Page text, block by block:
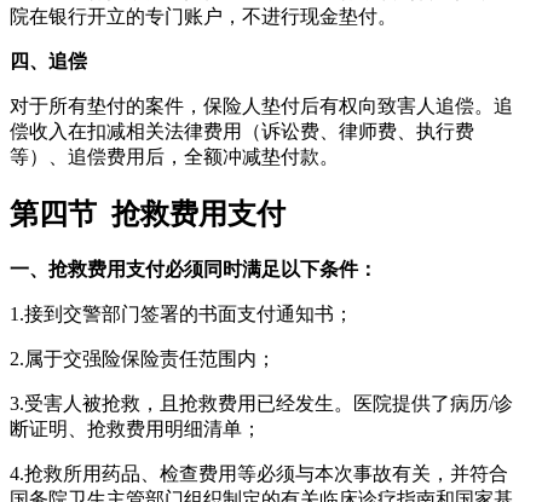
院在银行开立的专门账户，不进行现金垫付。
四、追偿
对于所有垫付的案件，保险人垫付后有权向致害人追偿。追
偿收入在扣减相关法律费用（诉讼费、律师费、执行费
等）、追偿费用后，全额冲减垫付款。
第四节 抢救费用支付
一、抢救费用支付必须同时满足以下条件：
1.接到交警部门签署的书面支付通知书；
2.属于交强险保险责任范围内；
3.受害人被抢救，且抢救费用已经发生。医院提供了病历/诊
断证明、抢救费用明细清单；
4.抢救所用药品、检查费用等必须与本次事故有关，并符合